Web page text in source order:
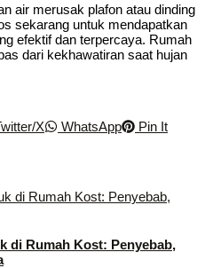
air merusak plafon atau dinding
sekarang untuk mendapatkan
efektif dan terpercaya. Rumah
dari kekhawatiran saat hujan
X WhatsApp Pin It
di Rumah Kost: Penyebab,